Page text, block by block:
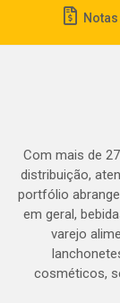
Com mais de
distribuição,
portfólio
em geral,
varejo
cosméticos,